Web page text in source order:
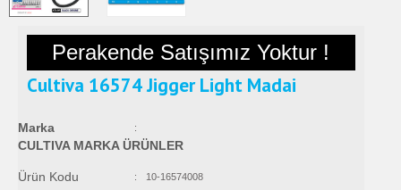
Perakende Satışımız Yoktur !
Cultiva 16574 Jigger Light Madai
Marka :
CULTIVA MARKA ÜRÜNLER
Ürün Kodu : 10-16574008